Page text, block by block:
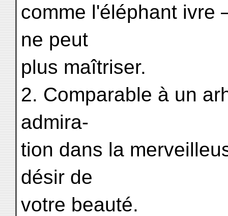
comme l'éléphant
ne peut
plus maîtriser.
2. Comparable à un
admira-
tion dans la
désir de
votre beauté.